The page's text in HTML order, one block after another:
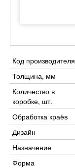
Код производителя
Толщина, мм
Количество в
коробке, шт.
Обработка краёв
Дизайн
Назначение
Форма